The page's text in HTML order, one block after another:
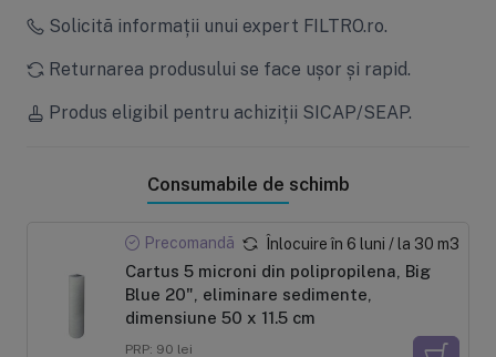
Solicită informații unui expert FILTRO.ro.
Returnarea produsului se face ușor și rapid.
Produs eligibil pentru achiziții SICAP/SEAP.
Consumabile de schimb
Precomandă Înlocuire în 6 luni / la 30 m3
Cartus 5 microni din polipropilena, Big
Blue 20", eliminare sedimente,
dimensiune 50 x 11.5 cm
PRP: 90 lei